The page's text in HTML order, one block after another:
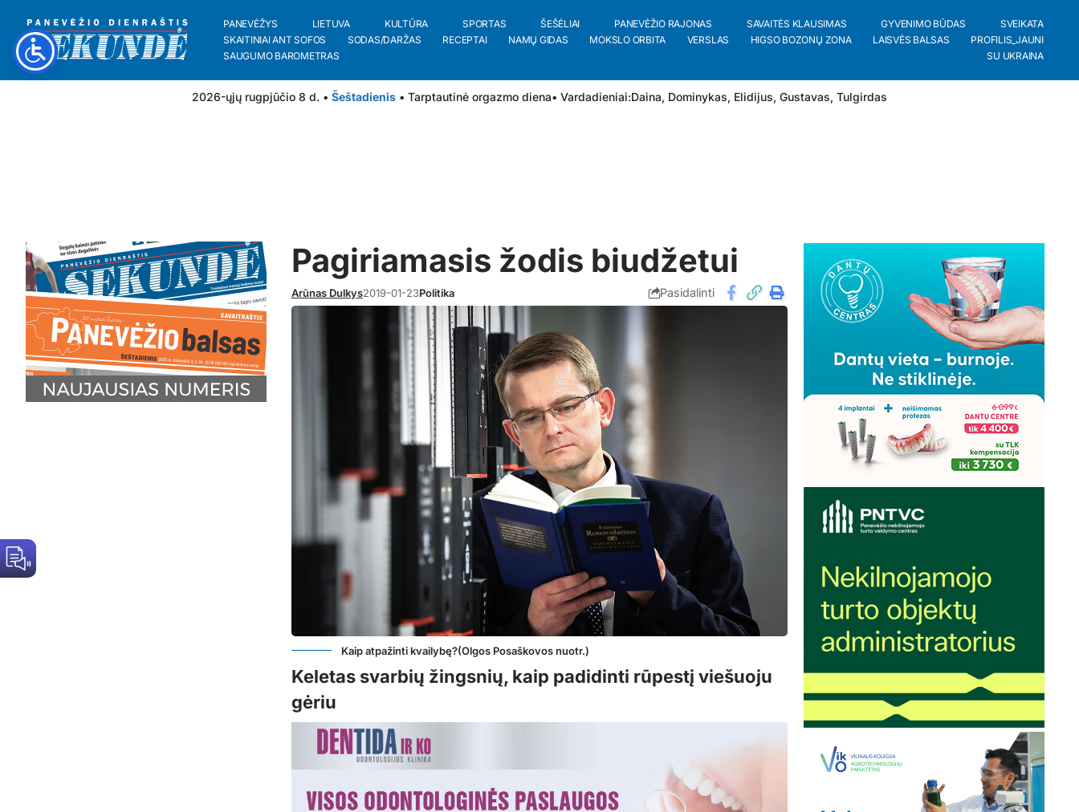
PANEVĖŽYS LIETUVA KULTŪRA SPORTAS ŠEŠĖLIAI PANEVĖŽIO RAJONAS SAVAITĖS KLAUSIMAS GYVENIMO BŪDAS
SVEIKATA
SKAITINIAI ANT SOFOS
SODAS/DARŽAS RECEPTAI NAMŲ GIDAS MOKSLO ORBITA VERSLAS HIGSO BOZONŲ ZONA LAISVĖS BALSAS
PROFILIS_JAUNI
SAUGUMO BAROMETRAS
SU UKRAINA
2026-ųjų rugpjūčio 8 d. • Šeštadienis • Tarptautinė orgazmo diena• Vardadieniai:Daina, Dominykas, Elidijus, Gustavas, Tulgirdas
Pagiriamasis žodis biudžetui
Arūnas Dulkys2019-01-23Politika Pasidalinti
Kaip atpažinti kvailybę?(Olgos Posaškovos nuotr.)
Keletas svarbių žingsnių, kaip padidinti rūpestį viešuoju
gėriu